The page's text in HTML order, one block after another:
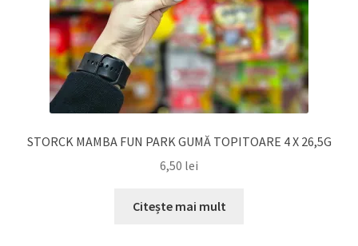
TROLERE
STORCK MAMBA FUN PARK GUMĂ TOPITOARE 4 X 26,5G
6,50 lei
Citește mai mult